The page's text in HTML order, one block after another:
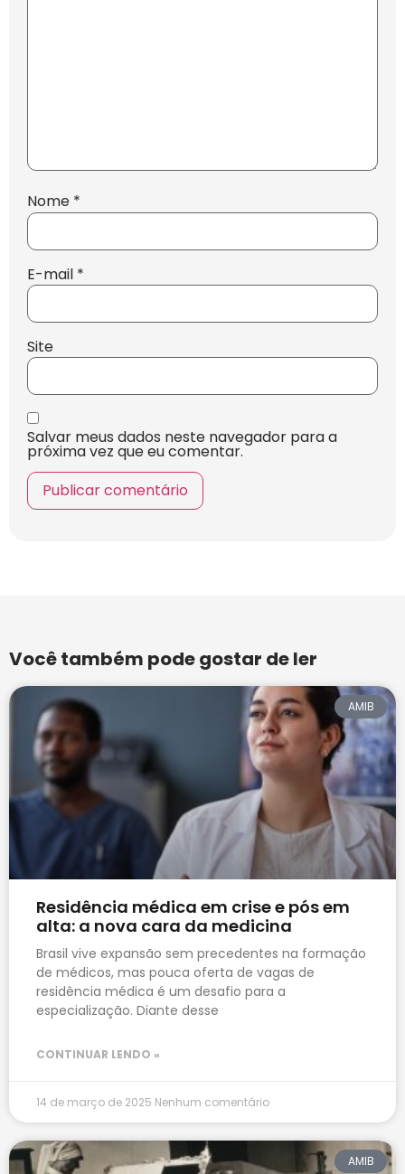
Nome *
E-mail *
Site
Salvar meus dados neste navegador para a
próxima vez que eu comentar.
Você também pode gostar de ler
AMIB
Residência médica em crise e pós em
alta: a nova cara da medicina
Brasil vive expansão sem precedentes na formação
de médicos, mas pouca oferta de vagas de
residência médica é um desafio para a
especialização. Diante desse
CONTINUAR LENDO »
14 de março de 2025 Nenhum comentário
AMIB